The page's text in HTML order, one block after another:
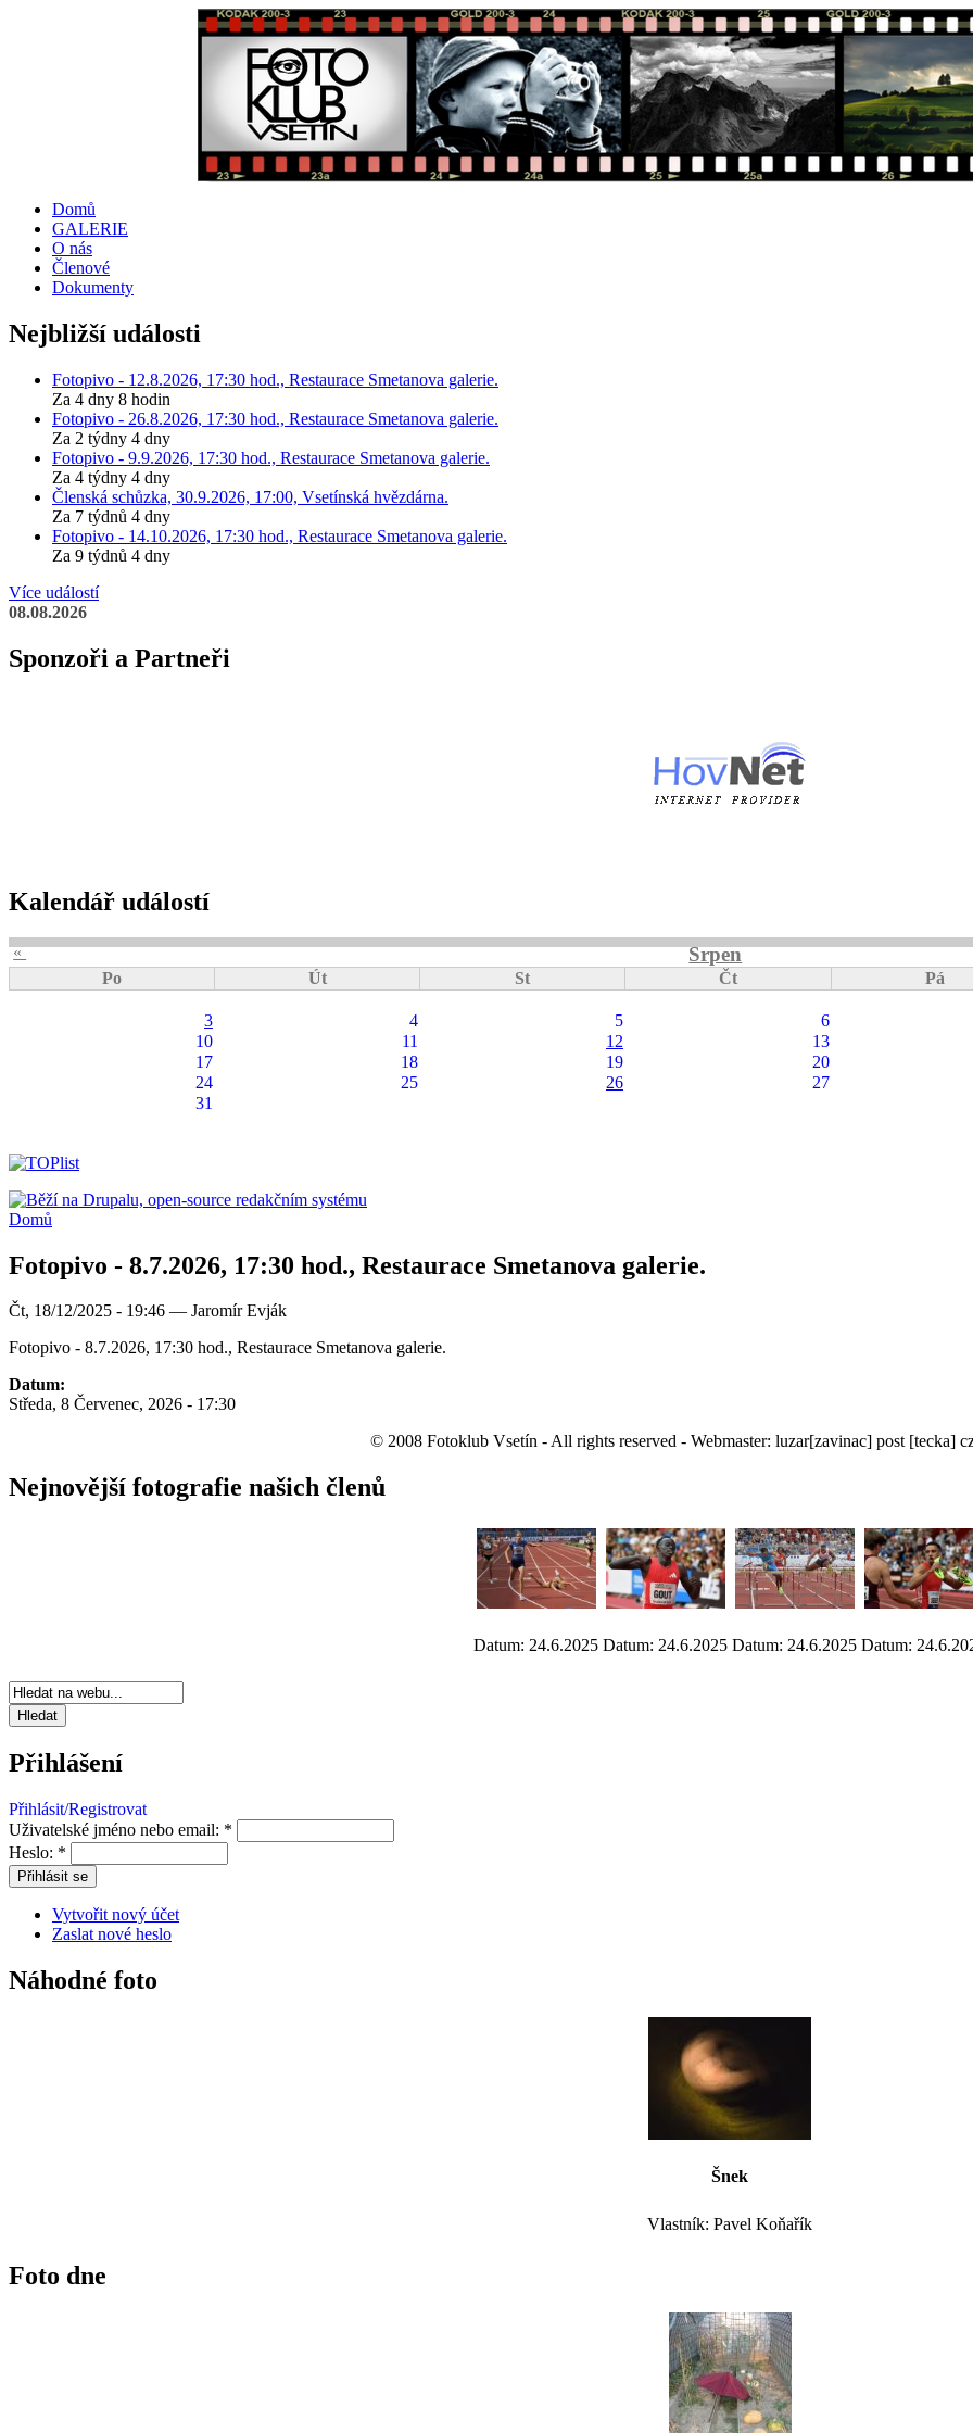
Domů
GALERIE
O nás
Členové
Dokumenty
Nejbližší události
Fotopivo - 12.8.2026, 17:30 hod., Restaurace Smetanova galerie.
Za 4 dny 8 hodin
Fotopivo - 26.8.2026, 17:30 hod., Restaurace Smetanova galerie.
Za 2 týdny 4 dny
Fotopivo - 9.9.2026, 17:30 hod., Restaurace Smetanova galerie.
Za 4 týdny 4 dny
Členská schůzka, 30.9.2026, 17:00, Vsetínská hvězdárna.
Za 7 týdnů 4 dny
Fotopivo - 14.10.2026, 17:30 hod., Restaurace Smetanova galerie.
Za 9 týdnů 4 dny
Více událostí
08.08.2026
Sponzoři a Partneři
Kalendář událostí
« Srpen
Po Út St Čt Pá
3 4 5
6
10
11 12
13
17
18 19
20
24
25 26
27
31
Domů
Fotopivo - 8.7.2026, 17:30 hod., Restaurace Smetanova galerie.
Čt, 18/12/2025 - 19:46 — Jaromír Evják
Fotopivo - 8.7.2026, 17:30 hod., Restaurace Smetanova galerie.
Datum:
Středa, 8 Červenec, 2026 - 17:30
© 2008 Fotoklub Vsetín - All rights reserved - Webmaster: luzar[zavinac] post [tecka]
Nejnovější fotografie našich členů
Datum: 24.6.2025 Datum: 24.6.2025 Datum: 24.6.2025 Datum:
Přihlášení
Přihlásit/Registrovat
Uživatelské jméno nebo email: *
Heslo: *
Vytvořit nový účet
Zaslat nové heslo
Náhodné foto
Šnek
Vlastník: Pavel Koňařík
Foto dne